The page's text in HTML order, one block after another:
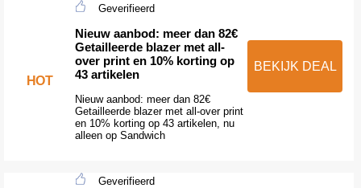
HOT
Geverifieerd
Nieuw aanbod: meer dan 82€
Getailleerde blazer met all-
over print en 10% korting op
43 artikelen
Nieuw aanbod: meer dan 82€
Getailleerde blazer met all-over print
en 10% korting op 43 artikelen, nu
alleen op Sandwich
BEKIJK DEAL
Geverifieerd